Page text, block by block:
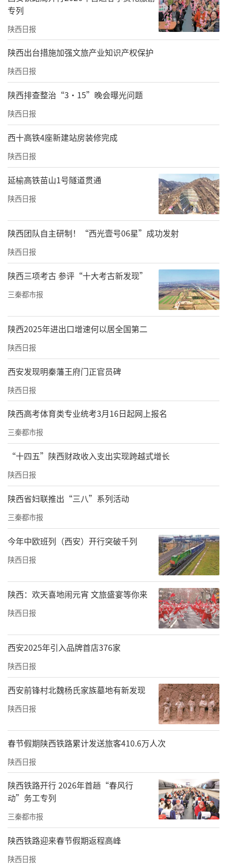
观光打卡顺序
✅看渠首遗址，感受二千多年前的“黑科技”
✅走民生桥，听泾惠渠讲民国治水史
✅赏油菜花海，感受中国“基建人”的浪漫
✅进博物馆，探秘流动千载的华夏水脉
郑国渠首遗址区开放时间为每日8:30—18:00，1
7:00停止入园。遗址区实行免费预约制，需通
过官方平台提前预约，每日可预约当日及未来5
天门票，每日16:30后不可预约当日参观。
来源：文物陕西
责任编辑：白睿祺 李晓庆
专列
陕西日报
​陕西出台措施加强文旅产业知识产权保护
陕西日报
陕西排查整治“3·15”晚会曝光问题
陕西日报
西十高铁4座新建站房装修完成
陕西日报
延榆高铁苗山1号隧道贯通
陕西日报
陕西团队自主研制！“西光壹号06星”成功发射
陕西日报
陕西三项考古 参评“十大考古新发现”
三秦都市报
陕西2025年进出口增速何以居全国第二
陕西日报
西安发现明秦藩王府门正官员碑
陕西日报
陕西高考体育类专业统考3月16日起网上报名
三秦都市报
“十四五”陕西财政收入支出实现跨越式增长
陕西日报
陕西省妇联推出“三八”系列活动
三秦都市报
今年中欧班列（西安）开行突破千列
陕西日报
陕西：欢天喜地闹元宵 文旅盛宴等你来
陕西日报
西安2025年引入品牌首店376家
陕西日报
西安前锋村北魏杨氏家族墓地有新发现
陕西日报
春节假期陕西铁路累计发送旅客410.6万人次
陕西日报
陕西铁路开行 2026年首趟“春风行
动”务工专列
三秦都市报
陕西铁路迎来春节假期返程高峰
陕西日报